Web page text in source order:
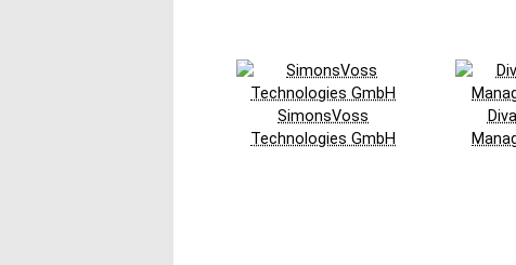
SimonsVoss
Technologies GmbH